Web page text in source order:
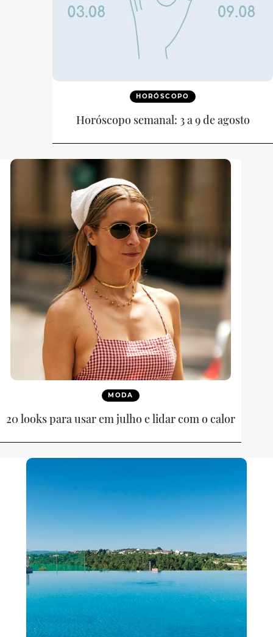
HORÓSCOPO
Horóscopo semanal: 3 a 9 de agosto
MODA
20 looks para usar em julho e lidar com o calor